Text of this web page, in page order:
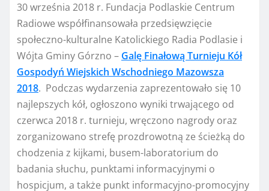
30 września 2018 r. Fundacja Podlaskie Centrum
Radiowe współfinansowała przedsięwzięcie
społeczno-kulturalne Katolickiego Radia Podlasie i
Wójta Gminy Górzno – Galę Finałową Turnieju Kół
Gospodyń Wiejskich Wschodniego Mazowsza
2018. Podczas wydarzenia zaprezentowało się 10
najlepszych kół, ogłoszono wyniki trwającego od
czerwca 2018 r. turnieju, wręczono nagrody oraz
zorganizowano strefę prozdrowotną ze ścieżką do
chodzenia z kijkami, busem-laboratorium do
badania słuchu, punktami informacyjnymi o
hospicjum, a także punkt informacyjno-promocyjny